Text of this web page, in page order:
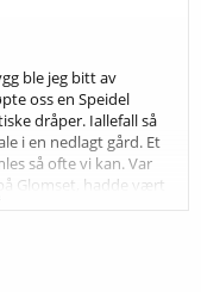
ble jeg bitt av
oss en Speidel
dråper. Iallefall så
i en nedlagt gård. Et
så ofte vi kan. Var
Glomset, hadde vært